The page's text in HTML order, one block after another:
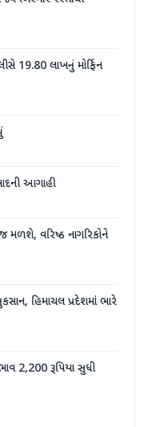
19.80 લાખનું મોર્ફિન
આગાહી
મળશે, વરિષ્ઠ નાગરિકોને
હિમાચલ પ્રદેશમાં ભારે
2,200 રૂપિયા સુધી